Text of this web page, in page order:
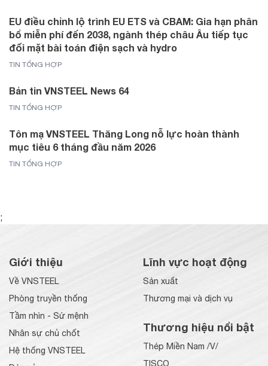
EU điều chỉnh lộ trình EU ETS và CBAM: Gia hạn phân
bổ miễn phí đến 2038, ngành thép châu Âu tiếp tục
đối mặt bài toán điện sạch và hydro
TIN TỔNG HỢP
Bản tin VNSTEEL News 64
TIN TỔNG HỢP
Tôn mạ VNSTEEL Thăng Long nỗ lực hoàn thành
mục tiêu 6 tháng đầu năm 2026
TIN TỔNG HỢP
;
Giới thiệu
Về VNSTEEL
Phòng truyền thống
Tầm nhìn - Sứ mệnh
Nhân sự chủ chốt
Hệ thống VNSTEEL
Lĩnh vực hoạt động
Sản xuất
Thương mại và dịch vụ
Thương hiệu nổi bật
Thép Miền Nam /V/
TISCO